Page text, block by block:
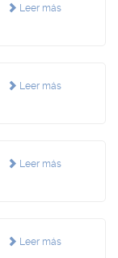
Leer más
Leer más
Leer más
Leer más